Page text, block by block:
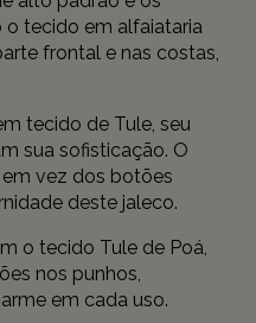
o tecido em alfaiataria
frontal e nas costas,
tecido de Tule, seu
sua sofisticação. O
vez dos botões
deste jaleco.
o tecido Tule de Poá,
nos punhos,
em cada uso.